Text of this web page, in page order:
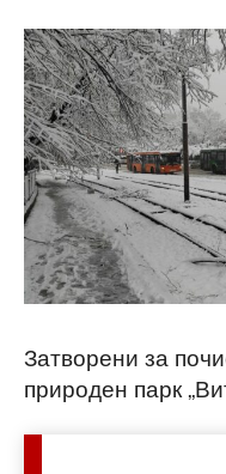
Затворени за
природен парк